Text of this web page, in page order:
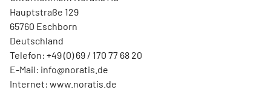
Hauptstraße 129
65760 Eschborn
Deutschland
Telefon: +49 (0) 69 / 170 77 68 20
E-Mail: info@noratis.de
Internet: www.noratis.de